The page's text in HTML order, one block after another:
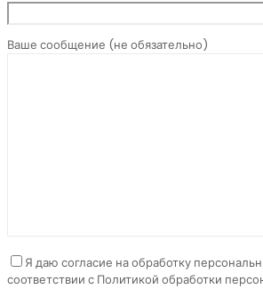
Ваше сообщение (не обязательно)
Я даю согласие на обработку
соответствии с Политикой обработки